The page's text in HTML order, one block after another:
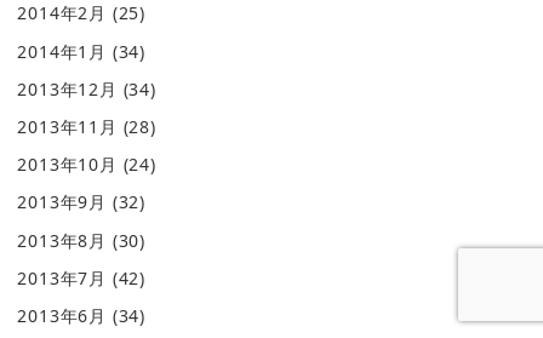
2014年2月 (25)
2014年1月 (34)
2013年12月 (34)
2013年11月 (28)
2013年10月 (24)
2013年9月 (32)
2013年8月 (30)
2013年7月 (42)
2013年6月 (34)